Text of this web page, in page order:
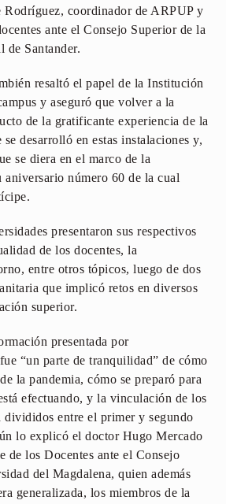
coordinador de ARPUP y
ante el Consejo Superior de la
de Santander.
resaltó el papel de la Institución
y aseguró que volver a la
de la gratificante experiencia de la
se desarrolló en estas instalaciones y,
se diera en el marco de la
aniversario número 60 de la cual
presentaron sus respectivos
de los docentes, la
entre otros tópicos, luego de dos
que implicó retos en diversos
superior.
presentada por
“un parte de tranquilidad” de cómo
la pandemia, cómo se preparó para
efectuando, y la vinculación de los
divididos entre el primer y segundo
lo explicó el doctor Hugo Mercado
de los Docentes ante el Consejo
del Magdalena, quien además
generalizada, los miembros de la